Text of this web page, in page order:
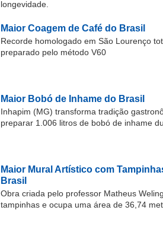
longevidade.
Maior Coagem de Café do Brasil
Recorde homologado em São Lourenço
preparado pelo método V60
Maior Bobó de Inhame do Brasil
Inhapim (MG) transforma tradição
preparar 1.006 litros de bobó de inhame
Maior Mural Artístico com
Brasil
Obra criada pelo professor Matheus
tampinhas e ocupa uma área de 36,74